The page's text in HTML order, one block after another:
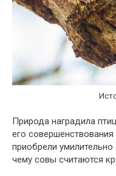
Природа наградила
его
приобрели
чему совы считаются